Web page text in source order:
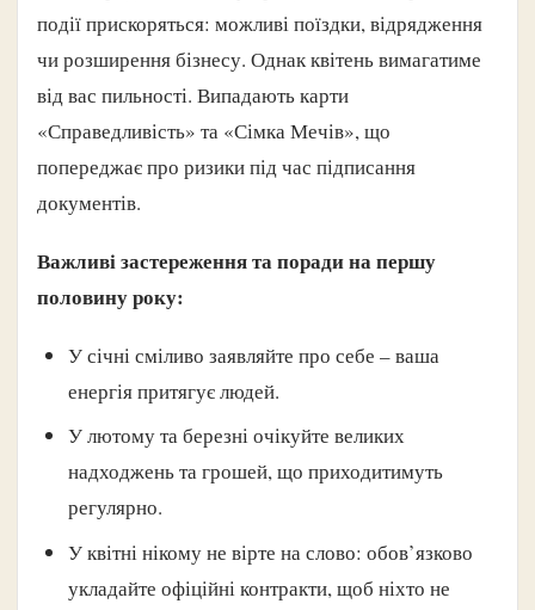
події прискоряться: можливі поїздки, відрядження
чи розширення бізнесу. Однак квітень вимагатиме
від вас пильності. Випадають карти
«Справедливість» та «Сімка Мечів», що
попереджає про ризики під час підписання
документів.
Важливі застереження та поради на першу
половину року:
У січні сміливо заявляйте про себе – ваша
енергія притягує людей.
У лютому та березні очікуйте великих
надходжень та грошей, що приходитимуть
регулярно.
У квітні нікому не вірте на слово: обов’язково
укладайте офіційні контракти, щоб ніхто не